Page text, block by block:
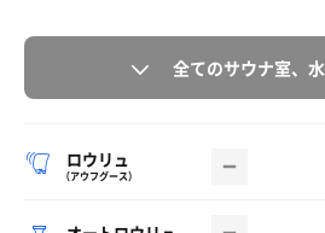
全てのサウナ室、
ロウリュ
（アウフグース）